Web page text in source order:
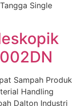
Single
Sampah Produk
Handling
Dalton Industri